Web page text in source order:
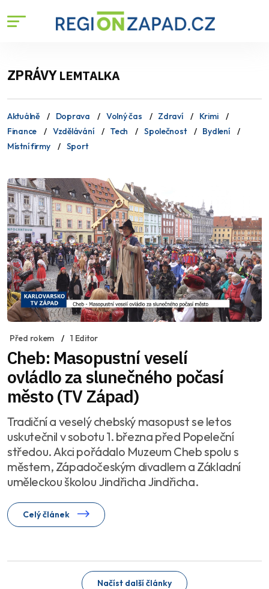
ZPRÁVYLEMTALKA
Aktuálně Doprava Volný čas Zdraví
Krimi
Finance
Vzdělávání Tech Společnost
Bydlení
Místní firmy
Sport
Před rokem 1 Editor
Cheb: Masopustní veselí
ovládlo za slunečného počasí
město (TV Západ)
Tradiční a veselý chebský masopust se letos
uskutečnil v sobotu 1. března před Popeleční
středou. Akci pořádalo Muzeum Cheb spolu s
městem, Západočeským divadlem a Základní
uměleckou školou Jindřicha Jindřicha.
Celý článek
Načíst další články